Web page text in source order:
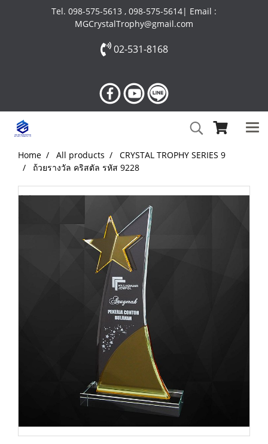
Tel. 098-575-5613 , 098-575-5614| Email :
MGCrystalTrophy@gmail.com
02-531-8168
Home All products
CRYSTAL TROPHY SERIES 9
ถ้วยรางวัล คริสตัล รหัส 9228